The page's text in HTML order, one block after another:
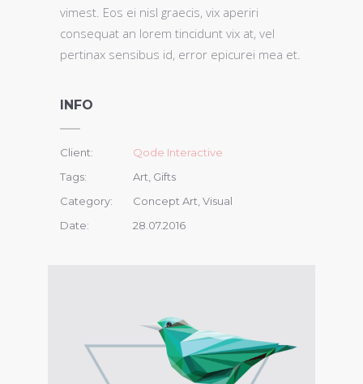
vimest. Eos ei nisl graecis, vix aperiri
consequat an lorem tincidunt vix at, vel
pertinax sensibus id, error epicurei mea et.
INFO
Client:
Qode Interactive
Tags:
Art, Gifts
Category:
Concept Art, Visual
Date:
28.07.2016